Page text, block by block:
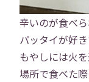
辛いのが食べ
パッタイが好
もやしには火
場所で食べた